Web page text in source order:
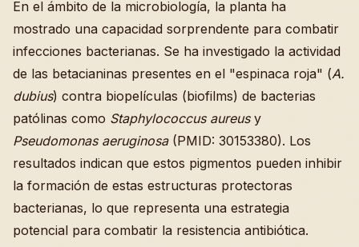
En el ámbito de la microbiología, la planta ha
mostrado una capacidad sorprendente para combatir
infecciones bacterianas. Se ha investigado la actividad
de las betacianinas presentes en el "espinaca roja" (A.
dubius) contra biopelículas (biofilms) de bacterias
patólinas como Staphylococcus aureusy
Pseudomonas aeruginosa(PMID: 30153380). Los
resultados indican que estos pigmentos pueden inhibir
la formación de estas estructuras protectoras
bacterianas, lo que representa una estrategia
potencial para combatir la resistencia antibiótica.